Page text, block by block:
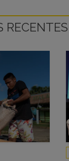
RECENTES